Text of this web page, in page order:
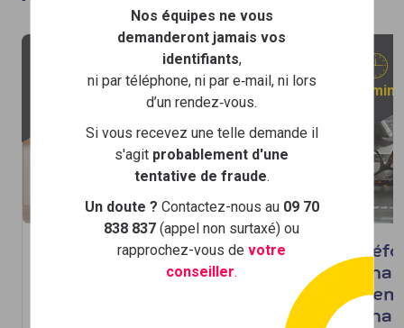
Nos équipes ne vous
demanderont jamais vos
identifiants,
ni par téléphone, ni par e‑mail, ni lors
d’un rendez‑vous.
Si vous recevez une telle demande il
s'agit probablement d'une
tentative de fraude.
Un doute ? Contactez-nous au 09 70
838 837(appel non surtaxé) ou
rapprochez-vous devotre
conseiller.
Aide au premier
équipement des apprentis
2 min